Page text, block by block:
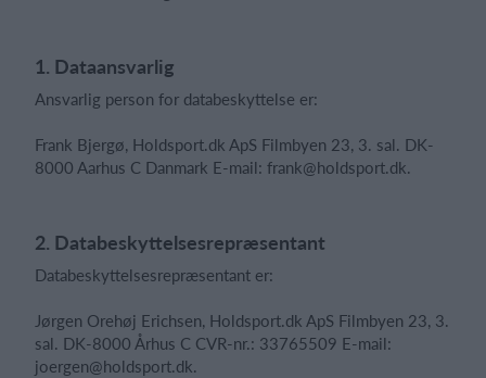
Hvad koster det?
Log på
1. Dataansvarlig
Ansvarlig person for databeskyttelse er:
Frank Bjergø, Holdsport.dk ApS Filmbyen 23, 3. sal. DK-
8000 Aarhus C Danmark E-mail: frank@holdsport.dk.
2. Databeskyttelsesrepræsentant
Databeskyttelsesrepræsentant er:
Jørgen Orehøj Erichsen, Holdsport.dk ApS Filmbyen 23, 3.
sal. DK-8000 Århus C CVR-nr.: 33765509 E-mail:
joergen@holdsport.dk.